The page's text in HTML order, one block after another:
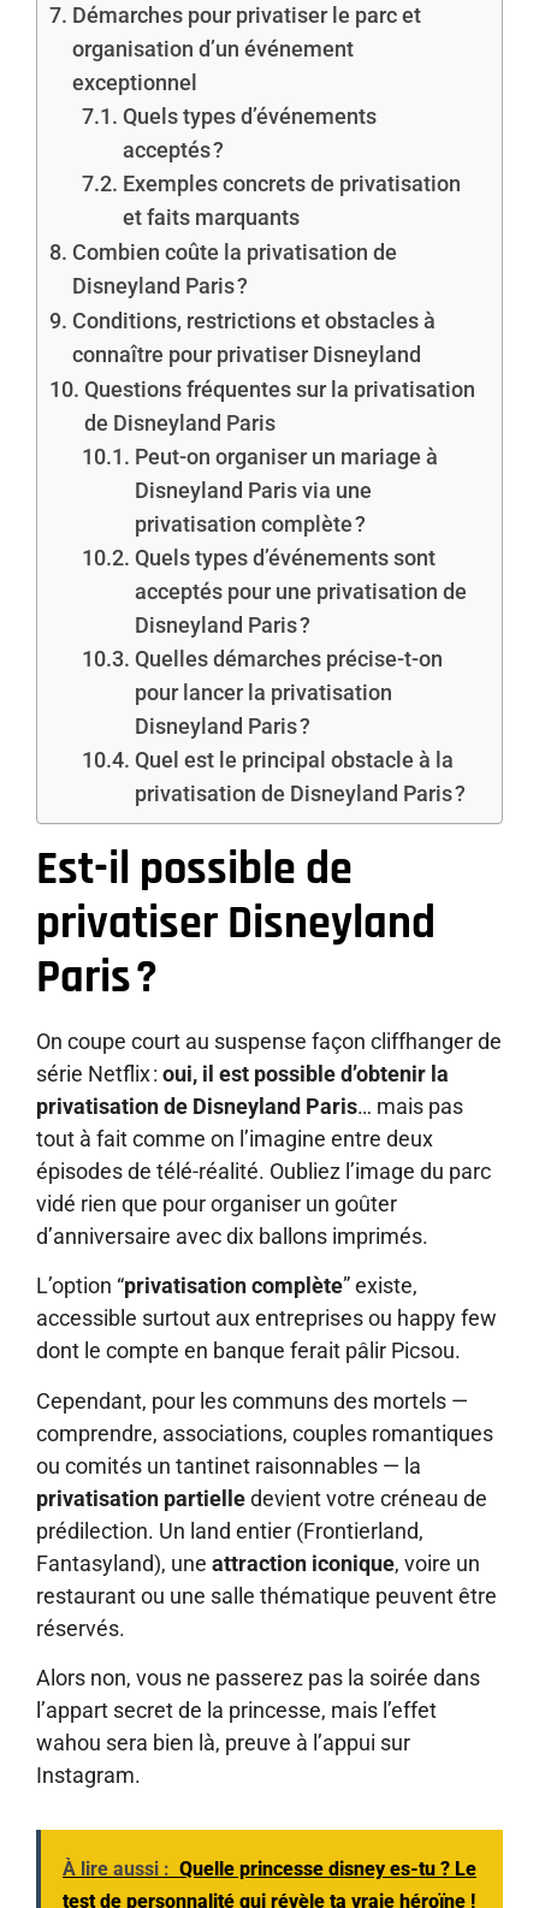
Démarches pour privatiser le parc et
organisation d’un événement
exceptionnel
Quels types d’événements
acceptés ?
Exemples concrets de privatisation
et faits marquants
Combien coûte la privatisation de
Disneyland Paris ?
Conditions, restrictions et obstacles à
connaître pour privatiser Disneyland
Questions fréquentes sur la privatisation
de Disneyland Paris
Peut-on organiser un mariage à
Disneyland Paris via une
privatisation complète ?
Quels types d’événements sont
acceptés pour une privatisation de
Disneyland Paris ?
Quelles démarches précise-t-on
pour lancer la privatisation
Disneyland Paris ?
Quel est le principal obstacle à la
privatisation de Disneyland Paris ?
Est-il possible de
privatiser Disneyland
Paris ?
On coupe court au suspense façon cliffhanger de
série Netflix : oui, il est possible d’obtenir la
privatisation de Disneyland Paris… mais pas
tout à fait comme on l’imagine entre deux
épisodes de télé-réalité. Oubliez l’image du parc
vidé rien que pour organiser un goûter
d’anniversaire avec dix ballons imprimés.
L’option “privatisation complète” existe,
accessible surtout aux entreprises ou happy few
dont le compte en banque ferait pâlir Picsou.
Cependant, pour les communs des mortels —
comprendre, associations, couples romantiques
ou comités un tantinet raisonnables — la
privatisation partielledevient votre créneau de
prédilection. Un land entier (Frontierland,
Fantasyland), une attraction iconique, voire un
restaurant ou une salle thématique peuvent être
réservés.
Alors non, vous ne passerez pas la soirée dans
l’appart secret de la princesse, mais l’effet
wahou sera bien là, preuve à l’appui sur
Instagram.
À lire aussi : Quelle princesse disney es-tu ? Le
test de personnalité qui révèle ta vraie héroïne !